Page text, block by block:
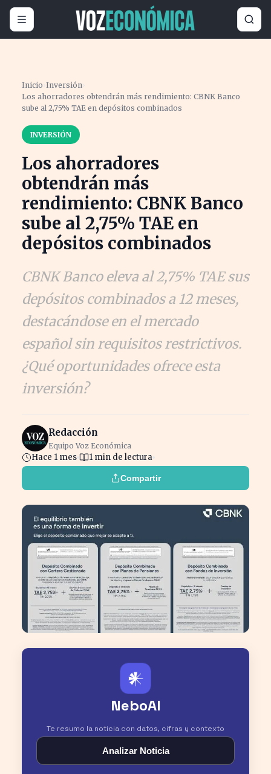
Inicio ›Inversión›
Los ahorradores obtendrán más rendimiento: CBNK Banco
sube al 2,75% TAE en depósitos combinados
INVERSIÓN
Los ahorradores
obtendrán más
rendimiento: CBNK Banco
sube al 2,75% TAE en
depósitos combinados
CBNK Banco eleva al 2,75% TAE sus
depósitos combinados a 12 meses,
destacándose en el mercado
español sin requisitos restrictivos.
¿Qué oportunidades ofrece esta
inversión?
Redacción
Equipo Voz Económica
Hace 1 mes 1 min de lectura
Compartir
𒀭
NeboAI
Te resumo la noticia con datos, cifras y contexto
Analizar Noticia